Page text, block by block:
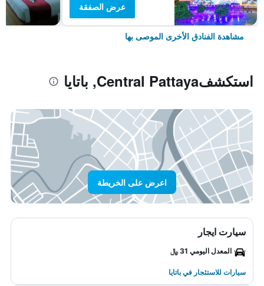
عرض الصفقة
مشاهدة الفنادق الأخرى الموصى بها
استكشفCentral Pattaya, باتايا
اعرض على الخريطة
سيارت ايجار
المعدل اليومي 31 ﷼
سيارات للاستئجار في باتايا